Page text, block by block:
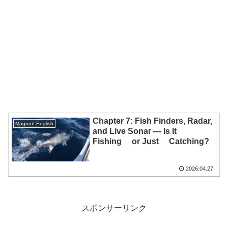
Maguro! English
Chapter 7: Fish Finders, Radar,
and Live Sonar — Is It
Fishing or Just Catching?
2026.04.27
スポンサーリンク